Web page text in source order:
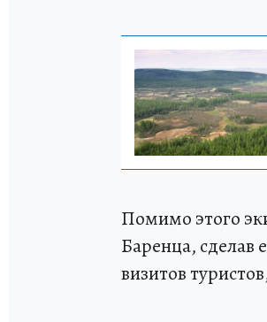
Помимо этого
Баренца, сделав
визитов